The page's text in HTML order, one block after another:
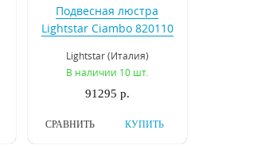
Подвесная люстра
Lightstar Ciambo 820110
Lightstar (Италия)
В наличии 10 шт.
91295 р.
КУПИТЬ
СРАВНИТЬ